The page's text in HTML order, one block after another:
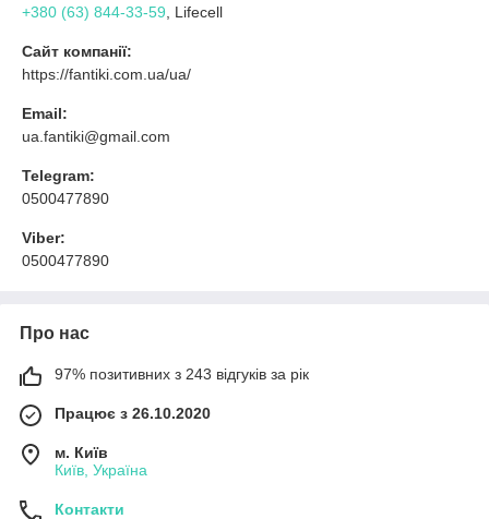
+380 (63) 844-33-59 , Lifecell
Сайт компанії:
https://fantiki.com.ua/ua/
Email:
ua.fantiki@gmail.com
Telegram:
0500477890
Viber:
0500477890
Про нас
97% позитивних з 243 відгуків за рік
Працює з 26.10.2020
м. Київ
Київ, Україна
Контакти